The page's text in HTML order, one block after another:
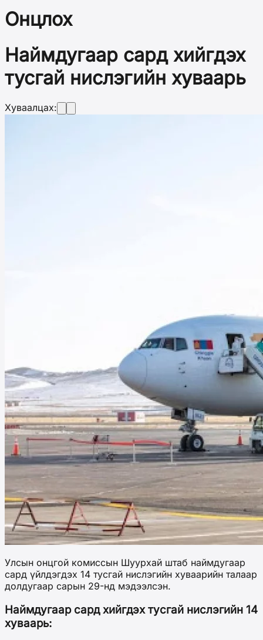
Онцлох
Наймдугаар сард хийгдэх
тусгай нислэгийн хуваарь
Хуваалцах:
Улсын онцгой комиссын Шуурхай штаб наймдугаар
сард үйлдэгдэх 14 тусгай нислэгийн хуваарийн талаар
долдугаар сарын 29-нд мэдээлсэн.
Наймдугаар сард хийгдэх тусгай нислэгийн 14
хуваарь: